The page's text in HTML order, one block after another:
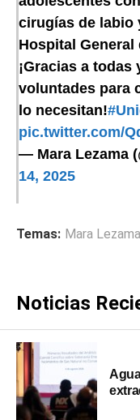
cirugías de labio
Hospital General
¡Gracias a
voluntades para
lo necesitan!
pic.twitter.com/
— Mara Lezama
14, 2025
Temas: Mara
Noticias